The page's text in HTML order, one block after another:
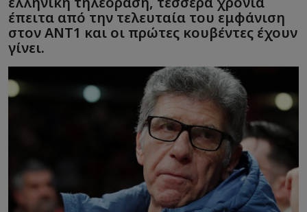
έπειτα από την τελευταία του εμφάνιση
στον ΑΝΤ1 και οι πρώτες κουβέντες έχουν
γίνει.